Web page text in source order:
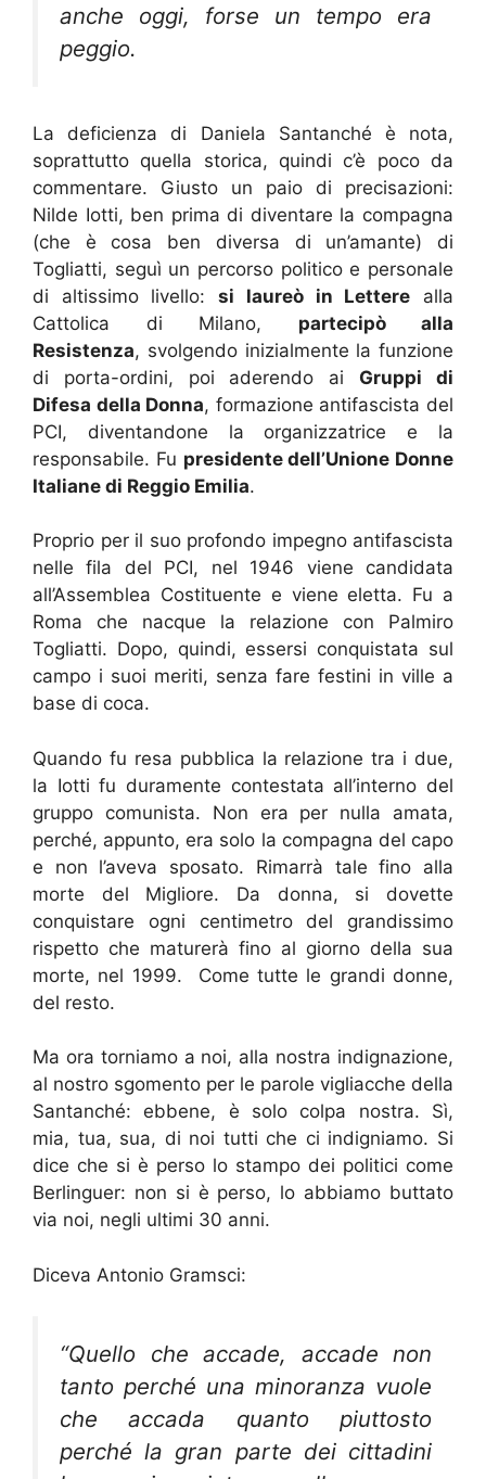
anche oggi, forse un tempo era
peggio.
La deficienza di Daniela Santanché è nota,
soprattutto quella storica, quindi c’è poco da
commentare. Giusto un paio di precisazioni:
Nilde Iotti, ben prima di diventare la compagna
(che è cosa ben diversa di un’amante) di
Togliatti, seguì un percorso politico e personale
di altissimo livello:si laureò in Lettere alla
Cattolica di Milano, partecipò alla
Resistenza, svolgendo inizialmente la funzione
di porta-ordini, poi aderendo ai Gruppi di
Difesa della Donna, formazione antifascista del
PCI, diventandone la organizzatrice e la
responsabile. Fu presidente dell’Unione Donne
Italiane di Reggio Emilia.
Proprio per il suo profondo impegno antifascista
nelle fila del PCI, nel 1946 viene candidata
all’Assemblea Costituente e viene eletta. Fu a
Roma che nacque la relazione con Palmiro
Togliatti. Dopo, quindi, essersi conquistata sul
campo i suoi meriti, senza fare festini in ville a
base di coca.
Quando fu resa pubblica la relazione tra i due,
la Iotti fu duramente contestata all’interno del
gruppo comunista. Non era per nulla amata,
perché, appunto, era solo la compagna del capo
e non l’aveva sposato. Rimarrà tale fino alla
morte del Migliore. Da donna, si dovette
conquistare ogni centimetro del grandissimo
rispetto che maturerà fino al giorno della sua
morte, nel 1999. Come tutte le grandi donne,
del resto.
Ma ora torniamo a noi, alla nostra indignazione,
al nostro sgomento per le parole vigliacche della
Santanché: ebbene, è solo colpa nostra. Sì,
mia, tua, sua, di noi tutti che ci indigniamo. Si
dice che si è perso lo stampo dei politici come
Berlinguer: non si è perso, lo abbiamo buttato
via noi, negli ultimi 30 anni.
Diceva Antonio Gramsci:
“Quello che accade, accade non
tanto perché una minoranza vuole
che accada quanto piuttosto
perché la gran parte dei cittadini